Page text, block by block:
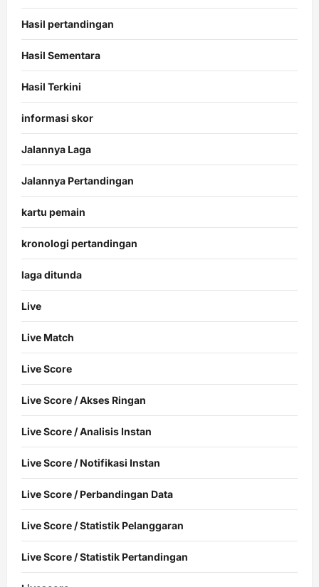
Hasil pertandingan
Hasil Sementara
Hasil Terkini
informasi skor
Jalannya Laga
Jalannya Pertandingan
kartu pemain
kronologi pertandingan
laga ditunda
Live
Live Match
Live Score
Live Score / Akses Ringan
Live Score / Analisis Instan
Live Score / Notifikasi Instan
Live Score / Perbandingan Data
Live Score / Statistik Pelanggaran
Live Score / Statistik Pertandingan